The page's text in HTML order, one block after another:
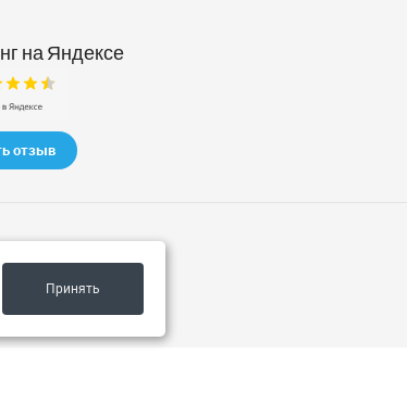
на Яндексе
отзыв
Принять